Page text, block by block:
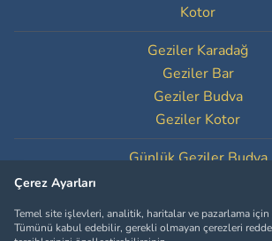
Kotor
Geziler Karadağ
Geziler Bar
Geziler Budva
Geziler Kotor
Günlük Geziler Budva
Çerez Ayarları
Çerez Ayarları
Temel site işlevleri, analitik, haritalar ve pazarlama
Tümünü kabul edebilir, gerekli olmayan çerezleri